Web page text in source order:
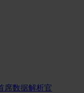
席数据解析官